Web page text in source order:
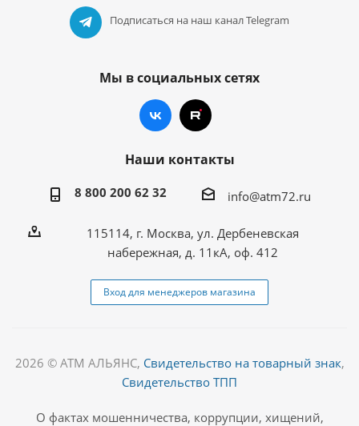
Подписаться на наш канал Telegram
Мы в социальных сетях
Наши контакты
8 800 200 62 32 info@atm72.ru
115114, г. Москва, ул. Дербеневская
набережная, д. 11кА, оф. 412
Вход для менеджеров магазина
2026 © АТМ АЛЬЯНС, Свидетельство на товарный знак,
Свидетельство ТПП
О фактах мошенничества, коррупции, хищений,